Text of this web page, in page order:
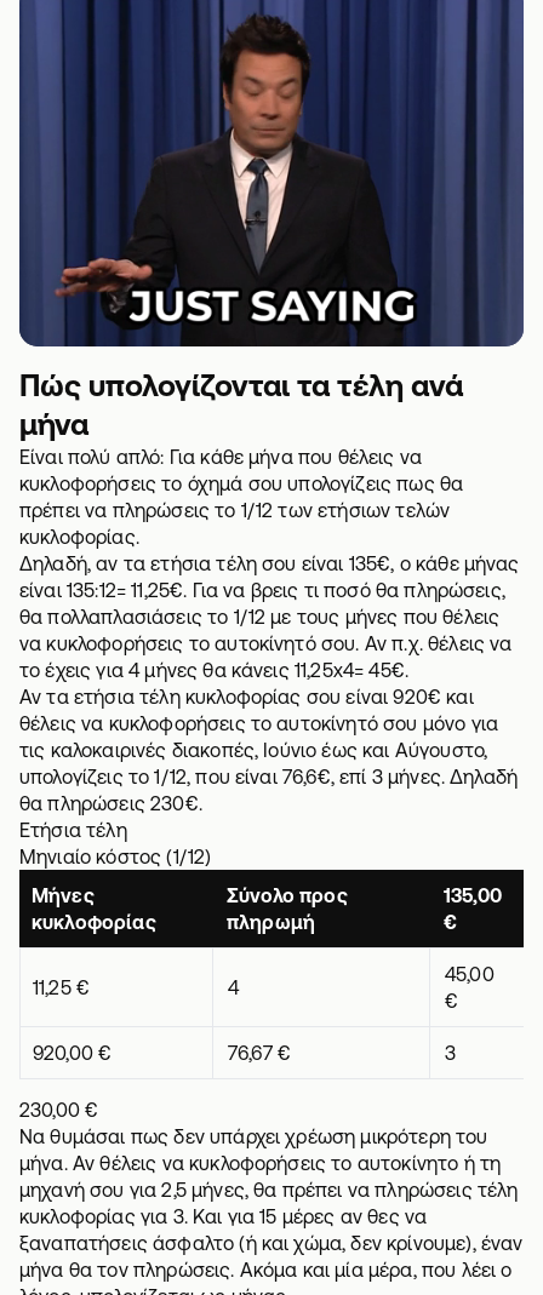
Πώς υπολογίζονται τα τέλη ανά
μήνα
Είναι πολύ απλό: Για κάθε μήνα που θέλεις να
κυκλοφορήσεις το όχημά σου υπολογίζεις πως θα
πρέπει να πληρώσεις το 1/12 των ετήσιων τελών
κυκλοφορίας.
Δηλαδή, αν τα ετήσια τέλη σου είναι 135€, ο κάθε μήνας
είναι 135:12= 11,25€. Για να βρεις τι ποσό θα πληρώσεις,
θα πολλαπλασιάσεις το 1/12 με τους μήνες που θέλεις
να κυκλοφορήσεις το αυτοκίνητό σου. Αν π.χ. θέλεις να
το έχεις για 4 μήνες θα κάνεις 11,25x4= 45€.
Αν τα ετήσια τέλη κυκλοφορίας σου είναι 920€ και
θέλεις να κυκλοφορήσεις το αυτοκίνητό σου μόνο για
τις καλοκαιρινές διακοπές, Ιούνιο έως και Αύγουστο,
υπολογίζεις το 1/12, που είναι 76,6€, επί 3 μήνες. Δηλαδή
θα πληρώσεις 230€.
Ετήσια τέλη
Μηνιαίο κόστος (1/12)
Μήνες
κυκλοφορίας
Σύνολο προς
πληρωμή
135,00
€
11,25 € 4
45,00
€
920,00 € 76,67 € 3
230,00 €
Να θυμάσαι πως δεν υπάρχει χρέωση μικρότερη του
μήνα. Αν θέλεις να κυκλοφορήσεις το αυτοκίνητο ή τη
μηχανή σου για 2,5 μήνες, θα πρέπει να πληρώσεις τέλη
κυκλοφορίας για 3. Και για 15 μέρες αν θες να
ξαναπατήσεις άσφαλτο (ή και χώμα, δεν κρίνουμε), έναν
μήνα θα τον πληρώσεις. Ακόμα και μία μέρα, που λέει ο